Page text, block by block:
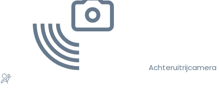
Achteruitrijcamera